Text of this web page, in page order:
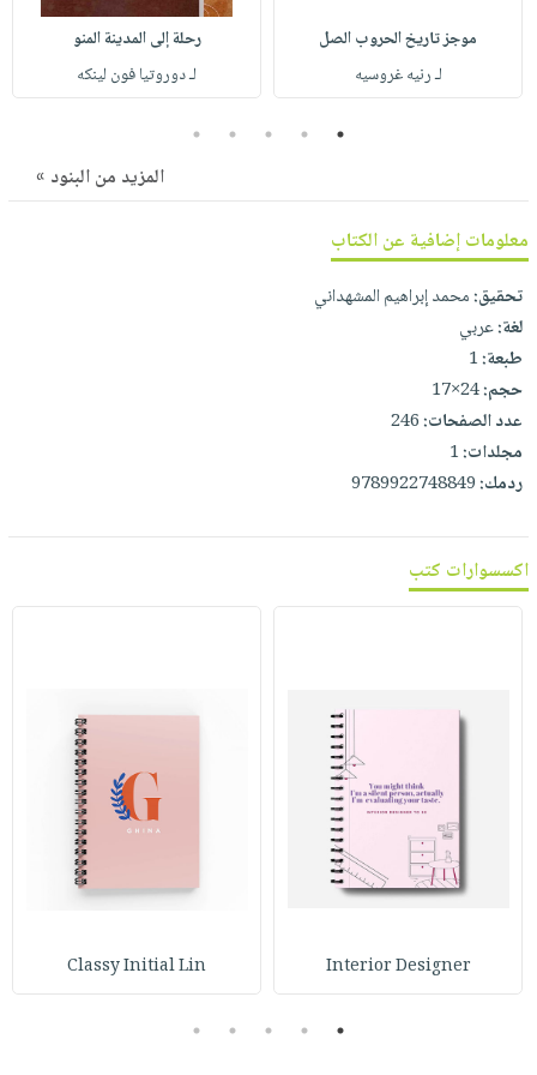
أطفال
مناسباتيتكرر
نيل
وفرات
انشر
كتابك
تواصل
معنا
عربةموجز تاريخ الحروب الصل
لـ رنيه غروسيه
رحلة إلى المدينة المنو
لـ دوروتيا فون لينكه
1
2
3
4
5
المزيد من البنود »
معلومات إضافية عن الكتاب
تحقيق:محمد إبراهيم المشهداني
لغة:عربي
طبعة:1
حجم:24×17
عدد الصفحات:246
مجلدات:1
ردمك:9789922748849
اكسسوارات كتب
Interior Designer
Classy Initial Lin
1
2
3
4
5